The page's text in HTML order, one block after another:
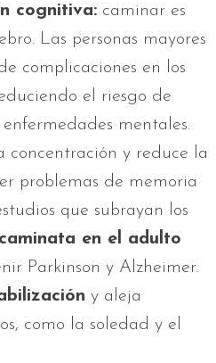
cognitiva: caminar es
Las personas mayores
complicaciones en los
el riesgo de
mentales.
concentración y reduce la
problemas de memoria
que subrayan los
en el adulto
Parkinson y Alzheimer.
y aleja
como la soledad y el